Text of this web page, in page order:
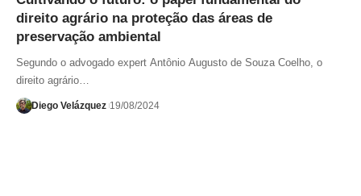
direito agrário na proteção das áreas de
preservação ambiental
Segundo o advogado expert Antônio Augusto de Souza Coelho, o
direito agrário…
Diego Velázquez 19/08/2024